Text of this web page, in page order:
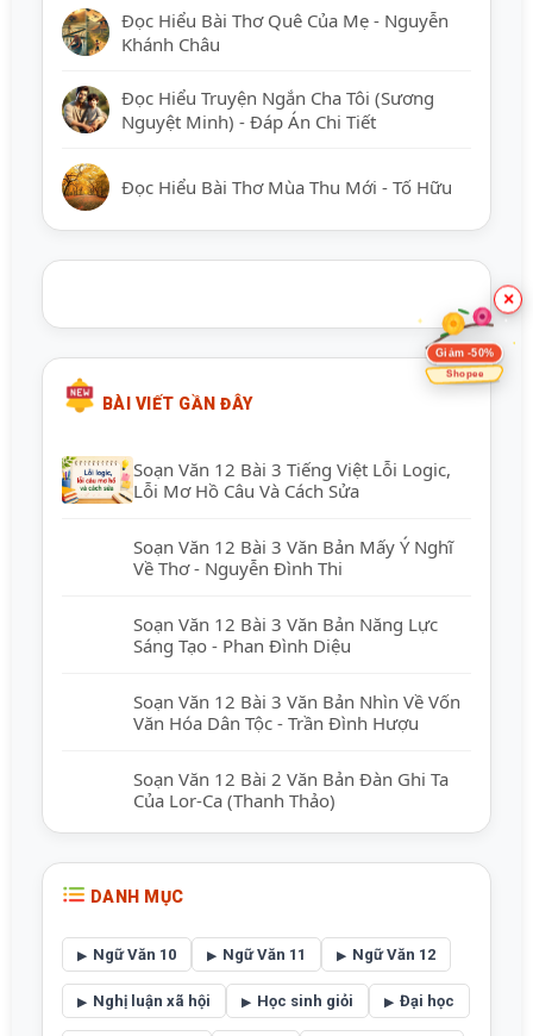
Đọc Hiểu Bài Thơ Quê Của Mẹ - Nguyễn
Khánh Châu
Đọc Hiểu Truyện Ngắn Cha Tôi (Sương
Nguyệt Minh) - Đáp Án Chi Tiết
Đọc Hiểu Bài Thơ Mùa Thu Mới - Tố Hữu
BÀI VIẾT GẦN ĐÂY
Soạn Văn 12 Bài 3 Tiếng Việt Lỗi Logic,
Lỗi Mơ Hồ Câu Và Cách Sửa
Soạn Văn 12 Bài 3 Văn Bản Mấy Ý Nghĩ
Về Thơ - Nguyễn Đình Thi
Soạn Văn 12 Bài 3 Văn Bản Năng Lực
Sáng Tạo - Phan Đình Diệu
Soạn Văn 12 Bài 3 Văn Bản Nhìn Về Vốn
Văn Hóa Dân Tộc - Trần Đình Hượu
Soạn Văn 12 Bài 2 Văn Bản Đàn Ghi Ta
Của Lor-Ca (Thanh Thảo)
DANH MỤC
Ngữ Văn 10 Ngữ Văn 11 Ngữ Văn 12
Nghị luận xã hội Học sinh giỏi Đại học
×
Giảm -50%
Shopee